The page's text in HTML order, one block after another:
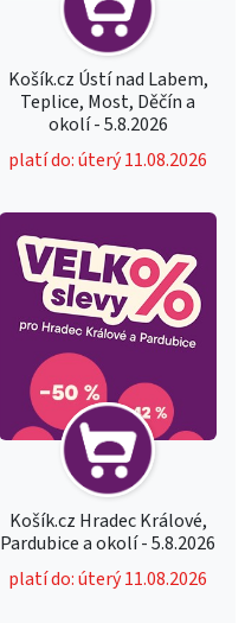
Košík.cz Ústí nad Labem,
Teplice, Most, Děčín a
okolí - 5.8.2026
platí do: úterý 11.08.2026
Košík.cz Hradec Králové,
Pardubice a okolí - 5.8.2026
platí do: úterý 11.08.2026